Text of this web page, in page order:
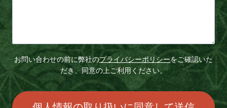
お問い合わせの前に弊社のプライバシーポリシーをご確認いた
だき、同意の上ご利用ください。